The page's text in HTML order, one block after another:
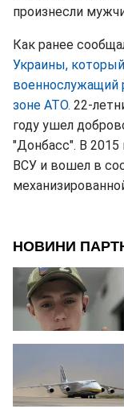
произнесли
Как ранее
Украины,
военнослужащий
зоне АТО. 22-
году ушел
"Донбасс". В 2015
ВСУ и вошел в